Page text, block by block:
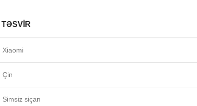
TƏSVIR
Xiaomi
Çin
Simsiz siçan